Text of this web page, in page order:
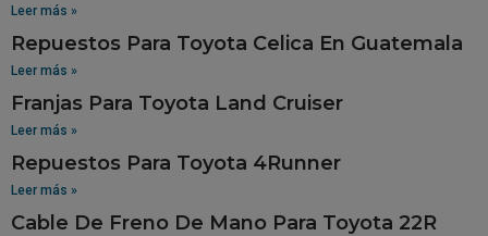
Leer más »
Repuestos Para Toyota Celica En Guatemala
Leer más »
Franjas Para Toyota Land Cruiser
Leer más »
Repuestos Para Toyota 4Runner
Leer más »
Cable De Freno De Mano Para Toyota 22R